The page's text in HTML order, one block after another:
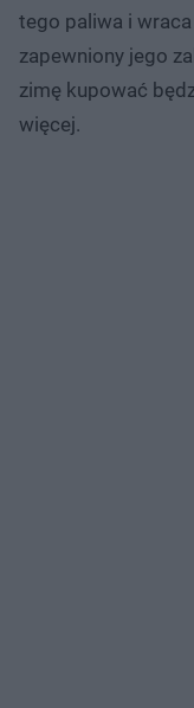
tego paliwa i
zapewniony jego
zimę kupować
więcej.